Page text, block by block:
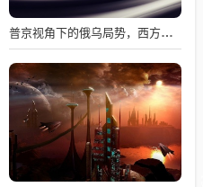
普京视角下的俄乌局势，西方间接介入的深度博弈与博弈解析